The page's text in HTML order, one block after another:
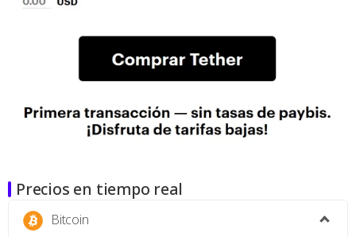
Precios en tiempo real
Bitcoin